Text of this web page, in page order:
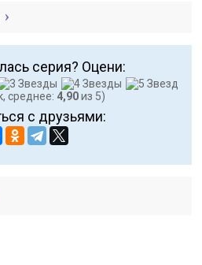
серия? Оцени:
среднее: 4,90из 5)
с друзьями: